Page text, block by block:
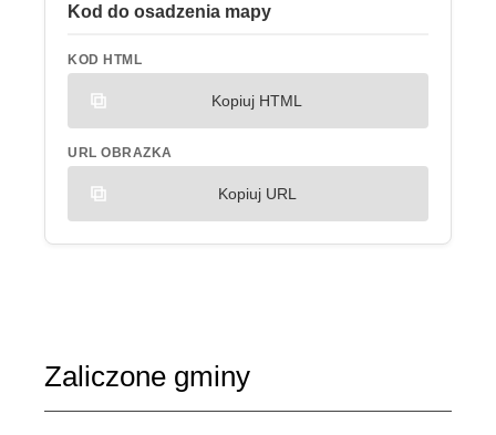
Kod do osadzenia mapy
KOD HTML
Kopiuj HTML
URL OBRAZKA
Kopiuj URL
Zaliczone gminy